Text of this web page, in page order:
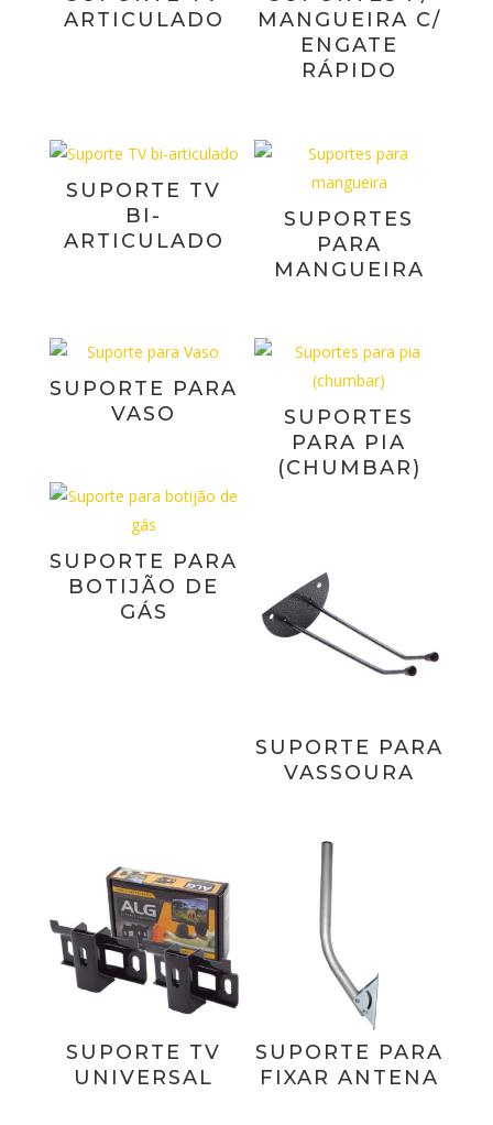
ARTICULADO
MANGUEIRA C/
ENGATE
RÁPIDO
SUPORTE TV
BI-
ARTICULADO
SUPORTES
PARA
MANGUEIRA
SUPORTE PARA
VASO
SUPORTES
PARA PIA
(CHUMBAR)
SUPORTE PARA
BOTIJÃO DE
GÁS
SUPORTE PARA
VASSOURA
SUPORTE TV
UNIVERSAL
SUPORTE PARA
FIXAR ANTENA